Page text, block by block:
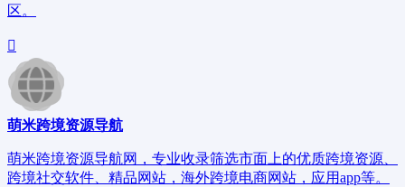
区。
萌米跨境资源导航
萌米跨境资源导航网，专业收录筛选市面上的优质跨境资源、
跨境社交软件、精品网站，海外跨境电商网站，应用app等。